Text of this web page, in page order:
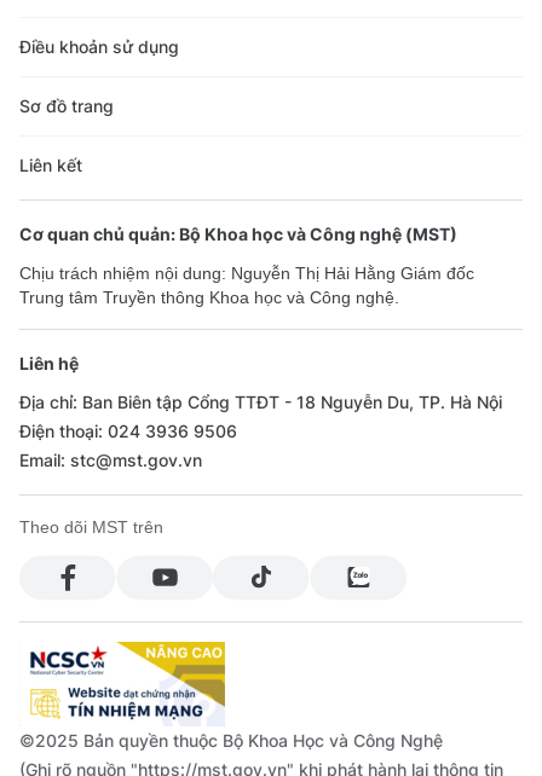
Điều khoản sử dụng
Sơ đồ trang
Liên kết
Cơ quan chủ quản: Bộ Khoa học và Công nghệ (MST)
Chịu trách nhiệm nội dung: Nguyễn Thị Hải Hằng Giám đốc
Trung tâm Truyền thông Khoa học và Công nghệ.
Liên hệ
Địa chỉ: Ban Biên tập Cổng TTĐT - 18 Nguyễn Du, TP. Hà Nội
Điện thoại: 024 3936 9506
Email: stc@mst.gov.vn
Theo dõi MST trên
©2025 Bản quyền thuộc Bộ Khoa Học và Công Nghệ
(Ghi rõ nguồn "https://mst.gov.vn" khi phát hành lại thông tin